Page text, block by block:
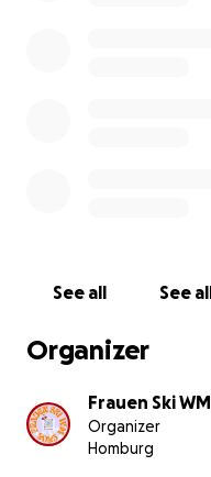
See all See
Organizer
Frauen Ski WM
Organizer
Homburg